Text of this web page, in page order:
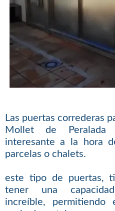
Las puertas correderas
Mollet de Peralada
interesante a la hora
parcelas o chalets.
este tipo de puertas,
tener una
increíble, permitiendo